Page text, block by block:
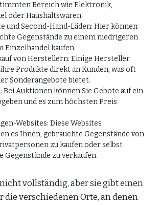
Bereich wie Elektronik,
oder Haushaltswaren.
und Second-Hand-Läden: Hier können
Gegenstände zu einem niedrigeren
Einzelhandel kaufen.
von Herstellern: Einige Hersteller
Produkte direkt an Kunden, was oft
Sonderangebote bietet.
Bei Auktionen können Sie Gebote auf ein
und es zum höchsten Preis
Websites: Diese Websites
es Ihnen, gebrauchte Gegenstände von
zu kaufen oder selbst
Gegenstände zu verkaufen.
vollständig, aber sie gibt einen
die verschiedenen Orte, an denen